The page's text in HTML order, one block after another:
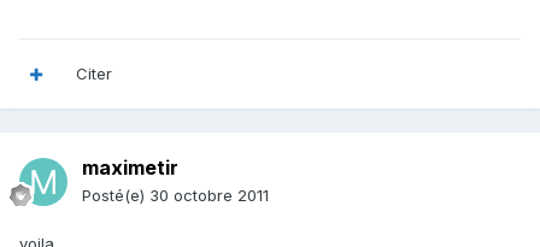
Citer
maximetir
Posté(e) 30 octobre 2011